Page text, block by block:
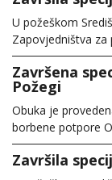
U požeškom
Zapovjedništva
Završena
Požegi
Obuka je
borbene potpore
Završila